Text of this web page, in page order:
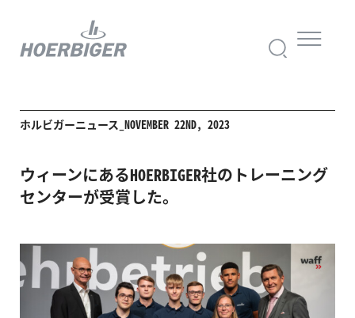
ホルビガーニュース_NOVEMBER 22ND, 2023
ウィーンにあるHOERBIGER社のトレーニング
センターが受賞した。